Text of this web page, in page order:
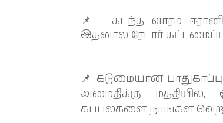
📌 கடந்த வாரம்
இதனால் ரேடார்
📌 கடுமையான
அமைதிக்கு
கப்பல்களை நாங்கள்